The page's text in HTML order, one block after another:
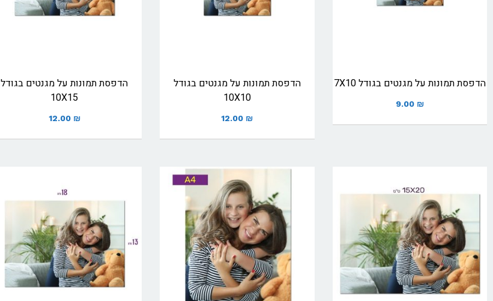
הדפסת תמונות על מגנטים בגודל 7X10
9.00 ₪
הדפסת תמונות על מגנטים בגודל
10X10
12.00 ₪
הדפסת תמונות על מגנטים בגודל
10X15
12.00 ₪